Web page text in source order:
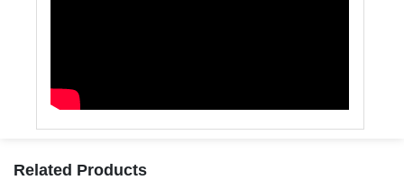
Related Products